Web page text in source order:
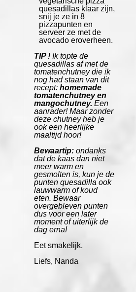
quesadillas klaar zijn,
snij je ze in 8
pizzapunten en
serveer ze met de
avocado eroverheen.
TIP !Ik topte de
quesadillas af met de
tomatenchutney die ik
nog had staan van dit
recept: homemade
tomatenchutney en
mangochutney. Een
aanrader! Maar zonder
deze chutney heb je
ook een heerlijke
maaltijd hoor!
Bewaartip: ondanks
dat de kaas dan niet
meer warm en
gesmolten is, kun je de
punten quesadilla ook
lauwwarm of koud
eten. Bewaar
overgebleven punten
dus voor een later
moment of uiterlijk de
dag erna!
Eet smakelijk.
Liefs, Nanda